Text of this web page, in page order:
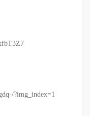
?img_index=1